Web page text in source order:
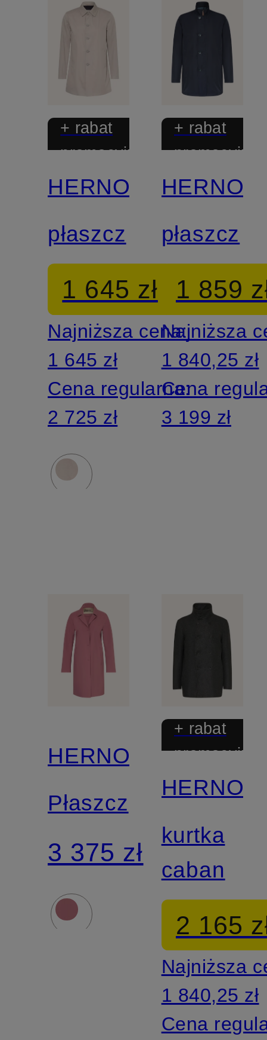
+ rabat
promocyjny
HERNO
płaszcz
1 645 zł
Najniższa cena:
1 645 zł
Cena regularna:
2 725 zł
+ rabat
promocyjny
HERNO
płaszcz
1 859
Najniższa
1 840,25 zł
Cena
3 199 zł
HERNO
Płaszcz
3 375 zł
+ rabat
promocyjny
HERNO
kurtka
caban
2 165
Najniższa
1 840,25 zł
Cena